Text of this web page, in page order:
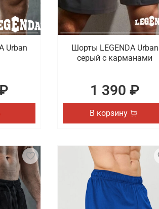
ММА с удобной доставкой в
купить одежду и снаряжение для
доставка заказанных товаров по
Urban
Шорты LEGENDA Urban
серый c карманами
1 390 ₽
В корзину